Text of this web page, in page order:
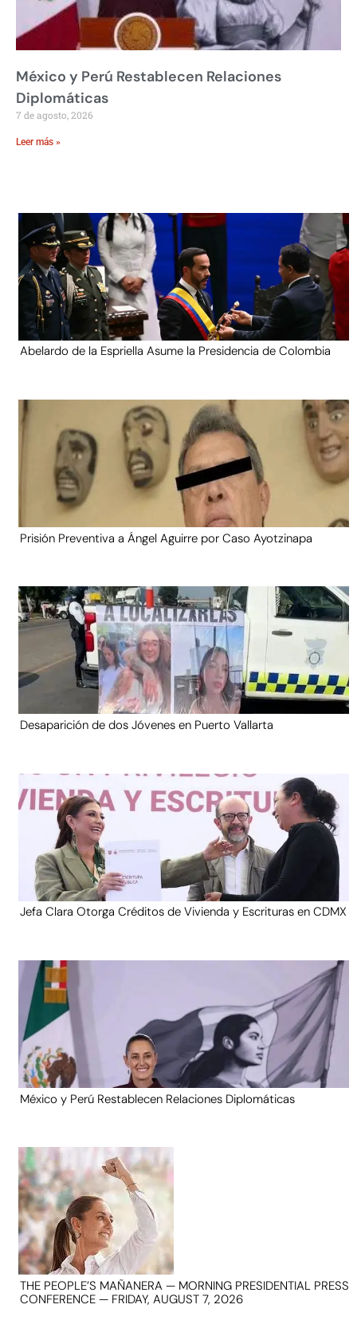
México y Perú Restablecen Relaciones
Diplomáticas
7 de agosto, 2026
Leer más »
Abelardo de la Espriella Asume la Presidencia de Colombia
Prisión Preventiva a Ángel Aguirre por Caso Ayotzinapa
Desaparición de dos Jóvenes en Puerto Vallarta
Jefa Clara Otorga Créditos de Vivienda y Escrituras en CDMX
México y Perú Restablecen Relaciones Diplomáticas
THE PEOPLE’S MAÑANERA — MORNING PRESIDENTIAL PRESS
CONFERENCE — FRIDAY, AUGUST 7, 2026